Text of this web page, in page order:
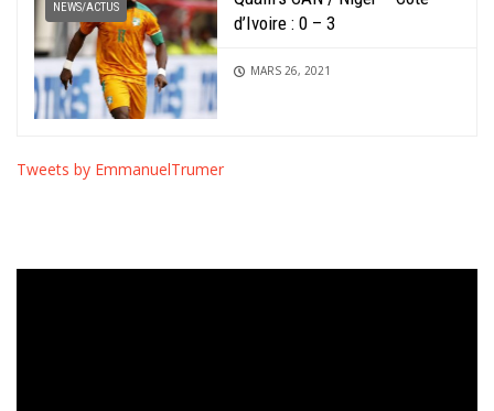
NEWS/ACTUS
d’Ivoire : 0 – 3
MARS 26, 2021
Tweets by EmmanuelTrumer